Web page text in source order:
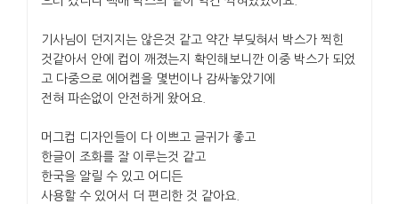
기사님이 던지지는 않은것 같고 약간 부딪혀서 박스가 찍힌
것같아서 안에 컵이 깨졌는지 확인해보니깐 이중 박스가 되었
고 다중으로 에어켑을 몇번이나 감싸놓았기에
전혀 파손없이 안전하게 왔어요.
머그컵 디자인들이 다 이쁘고 글귀가 좋고
한글이 조화를 잘 이루는것 같고
한국을 알릴 수 있고 어디든
사용할 수 있어서 더 편리한 것 같아요.